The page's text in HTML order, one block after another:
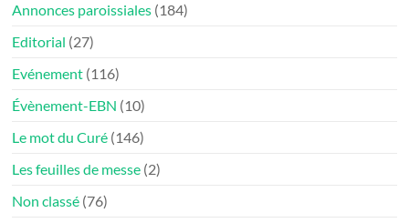
Annonces paroissiales (184)
Editorial (27)
Evénement (116)
Évènement-EBN (10)
Le mot du Curé (146)
Les feuilles de messe (2)
Non classé (76)